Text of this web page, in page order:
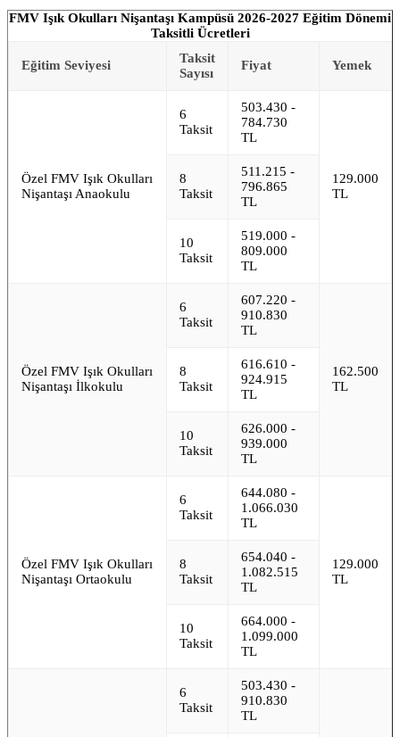
FMV Işık Okulları Nişantaşı Kampüsü 2026-2027 Eğitim Dönemi
Taksitli Ücretleri
Eğitim Seviyesi
Taksit
Sayısı
Fiyat Yemek
Özel FMV Işık Okulları
Nişantaşı Anaokulu
6
Taksit
503.430 -
784.730
TL
129.000
TL
8
Taksit
511.215 -
796.865
TL
10
Taksit
519.000 -
809.000
TL
Özel FMV Işık Okulları
Nişantaşı İlkokulu
6
Taksit
607.220 -
910.830
TL
162.500
TL
8
Taksit
616.610 -
924.915
TL
10
Taksit
626.000 -
939.000
TL
Özel FMV Işık Okulları
Nişantaşı Ortaokulu
6
Taksit
644.080 -
1.066.030
TL
129.000
TL
8
Taksit
654.040 -
1.082.515
TL
10
Taksit
664.000 -
1.099.000
TL
6
Taksit
503.430 -
910.830
TL